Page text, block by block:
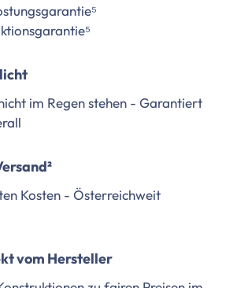
im Regen stehen - Garantiert
Kosten - Österreichweit
vom Hersteller